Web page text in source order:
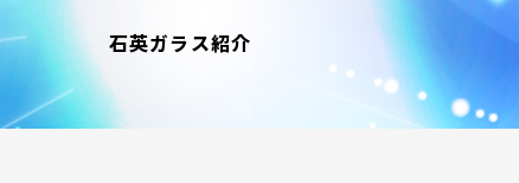
石英ガラス紹介